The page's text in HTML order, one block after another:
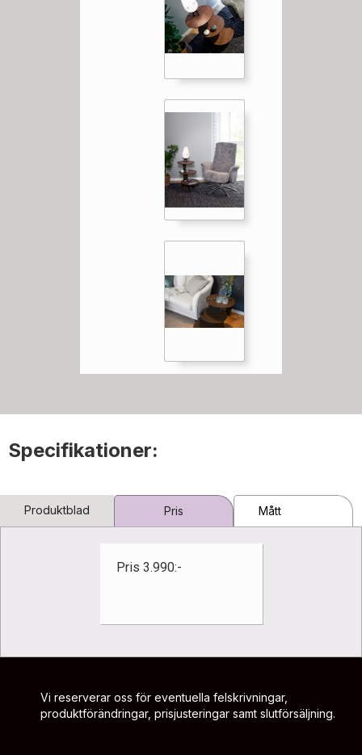
Specifikationer:
Produktblad Pris Mått
Pris 3.990:-
Vi reserverar oss för eventuella felskrivningar,
produktförändringar, prisjusteringar samt slutförsäljning.